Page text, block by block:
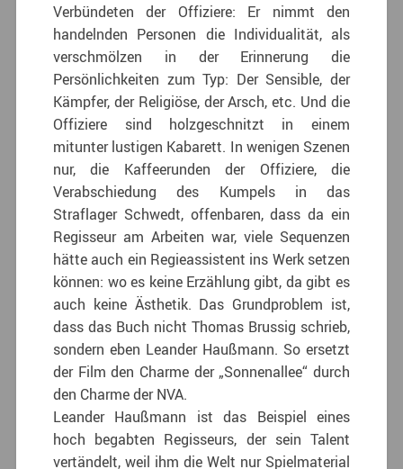
Verbündeten der Offiziere: Er nimmt den
handelnden Personen die Individualität, als
verschmölzen in der Erinnerung die
Persönlichkeiten zum Typ: Der Sensible, der
Kämpfer, der Religiöse, der Arsch, etc. Und die
Offiziere sind holzgeschnitzt in einem
mitunter lustigen Kabarett. In wenigen Szenen
nur, die Kaffeerunden der Offiziere, die
Verabschiedung des Kumpels in das
Straflager Schwedt, offenbaren, dass da ein
Regisseur am Arbeiten war, viele Sequenzen
hätte auch ein Regieassistent ins Werk setzen
können: wo es keine Erzählung gibt, da gibt es
auch keine Ästhetik. Das Grundproblem ist,
dass das Buch nicht Thomas Brussig schrieb,
sondern eben Leander Haußmann. So ersetzt
der Film den Charme der „Sonnenallee“ durch
den Charme der NVA.
Leander Haußmann ist das Beispiel eines
hoch begabten Regisseurs, der sein Talent
vertändelt, weil ihm die Welt nur Spielmaterial